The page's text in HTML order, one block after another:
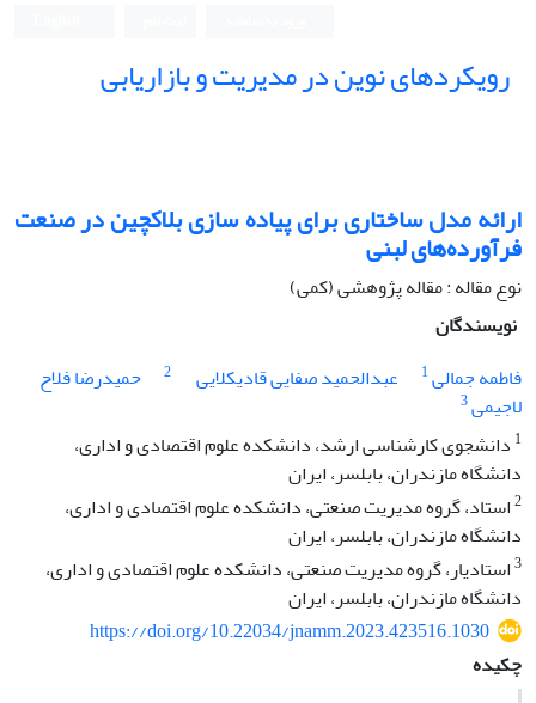
رویکردهای نوین در مدیریت و بازاریابی
ارائه مدل ساختاری برای پیاده سازی بلاکچین در صنعت
فرآورده‌های لبنی
نوع مقاله : مقاله پژوهشی (کمی)
نویسندگان
فاطمه جمالی1 عبدالحمید صفایی قادیکلایی 2
حمیدرضا فلاح
لاجیمی3
1 دانشجوی کارشناسی ارشد، دانشکده علوم اقتصادی و اداری،
دانشگاه مازندران، بابلسر، ایران
2استاد، گروه مدیریت صنعتی، دانشکده علوم اقتصادی و اداری،
دانشگاه مازندران، بابلسر، ایران
3استادیار، گروه مدیریت صنعتی، دانشکده علوم اقتصادی و اداری،
دانشگاه مازندران، بابلسر، ایران
https://doi.org/10.22034/jnamm.2023.423516.1030
چکیده